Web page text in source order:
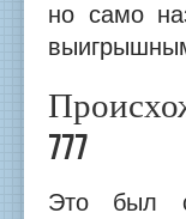
но само
777
Это был